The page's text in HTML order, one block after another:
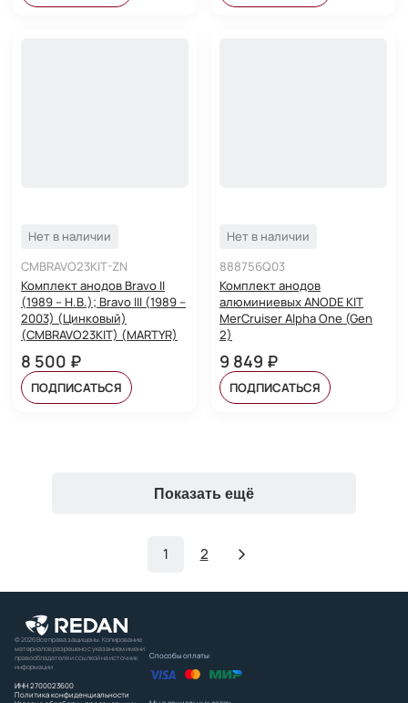
Нет в наличии
CMBRAVO23KIT-ZN
Комплект анодов Bravo II
(1989 – Н.В.); Bravo III (1989 –
2003) (Цинковый)
(CMBRAVO23KIT) (MARTYR)
8 500 ₽
ПОДПИСАТЬСЯ
Нет в наличии
888756Q03
Комплект анодов
алюминиевых ANODE KIT
MerCruiser Alpha One (Gen
2)
9 849 ₽
ПОДПИСАТЬСЯ
Показать ещё
1 2
© 2026 Все права защищены. Копирование
материалов разрешено с указанием имени
правообладателя и ссылкой на источник
информации
ИНН 2700023600
Политика конфиденциальности
Способы оплаты: